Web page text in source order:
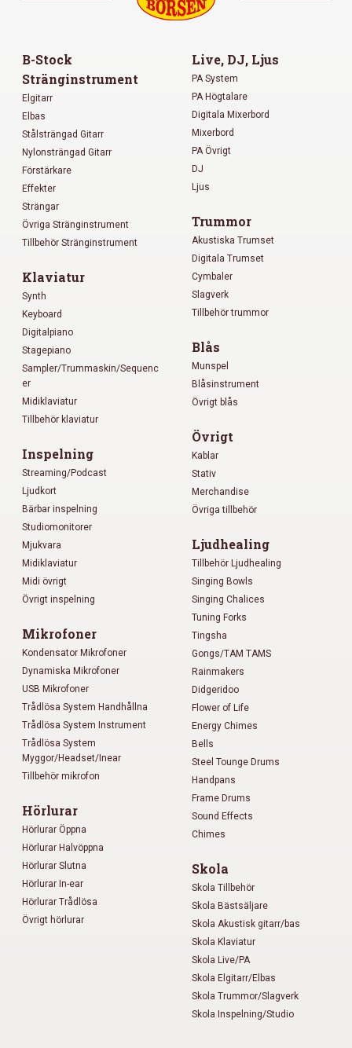
B-Stock
Stränginstrument
Elgitarr
Elbas
Stålsträngad Gitarr
Nylonsträngad Gitarr
Förstärkare
Effekter
Strängar
Övriga Stränginstrument
Tillbehör Stränginstrument
Klaviatur
Synth
Keyboard
Digitalpiano
Stagepiano
Sampler/Trummaskin/Sequenc
er
Midiklaviatur
Tillbehör klaviatur
Inspelning
Streaming/Podcast
Ljudkort
Bärbar inspelning
Studiomonitorer
Mjukvara
Midiklaviatur
Midi övrigt
Övrigt inspelning
Mikrofoner
Kondensator Mikrofoner
Dynamiska Mikrofoner
USB Mikrofoner
Trådlösa System Handhållna
Trådlösa System Instrument
Trådlösa System
Myggor/Headset/Inear
Tillbehör mikrofon
Hörlurar
Hörlurar Öppna
Hörlurar Halvöppna
Hörlurar Slutna
Hörlurar In-ear
Hörlurar Trådlösa
Övrigt hörlurar
Live, DJ, Ljus
PA System
PA Högtalare
Digitala Mixerbord
Mixerbord
PA Övrigt
DJ
Ljus
Trummor
Akustiska Trumset
Digitala Trumset
Cymbaler
Slagverk
Tillbehör trummor
Blås
Munspel
Blåsinstrument
Övrigt blås
Övrigt
Kablar
Stativ
Merchandise
Övriga tillbehör
Ljudhealing
Tillbehör Ljudhealing
Singing Bowls
Singing Chalices
Tuning Forks
Tingsha
Gongs/TAM TAMS
Rainmakers
Didgeridoo
Flower of Life
Energy Chimes
Bells
Steel Tounge Drums
Handpans
Frame Drums
Sound Effects
Chimes
Skola
Skola Tillbehör
Skola Bästsäljare
Skola Akustisk gitarr/bas
Skola Klaviatur
Skola Live/PA
Skola Elgitarr/Elbas
Skola Trummor/Slagverk
Skola Inspelning/Studio